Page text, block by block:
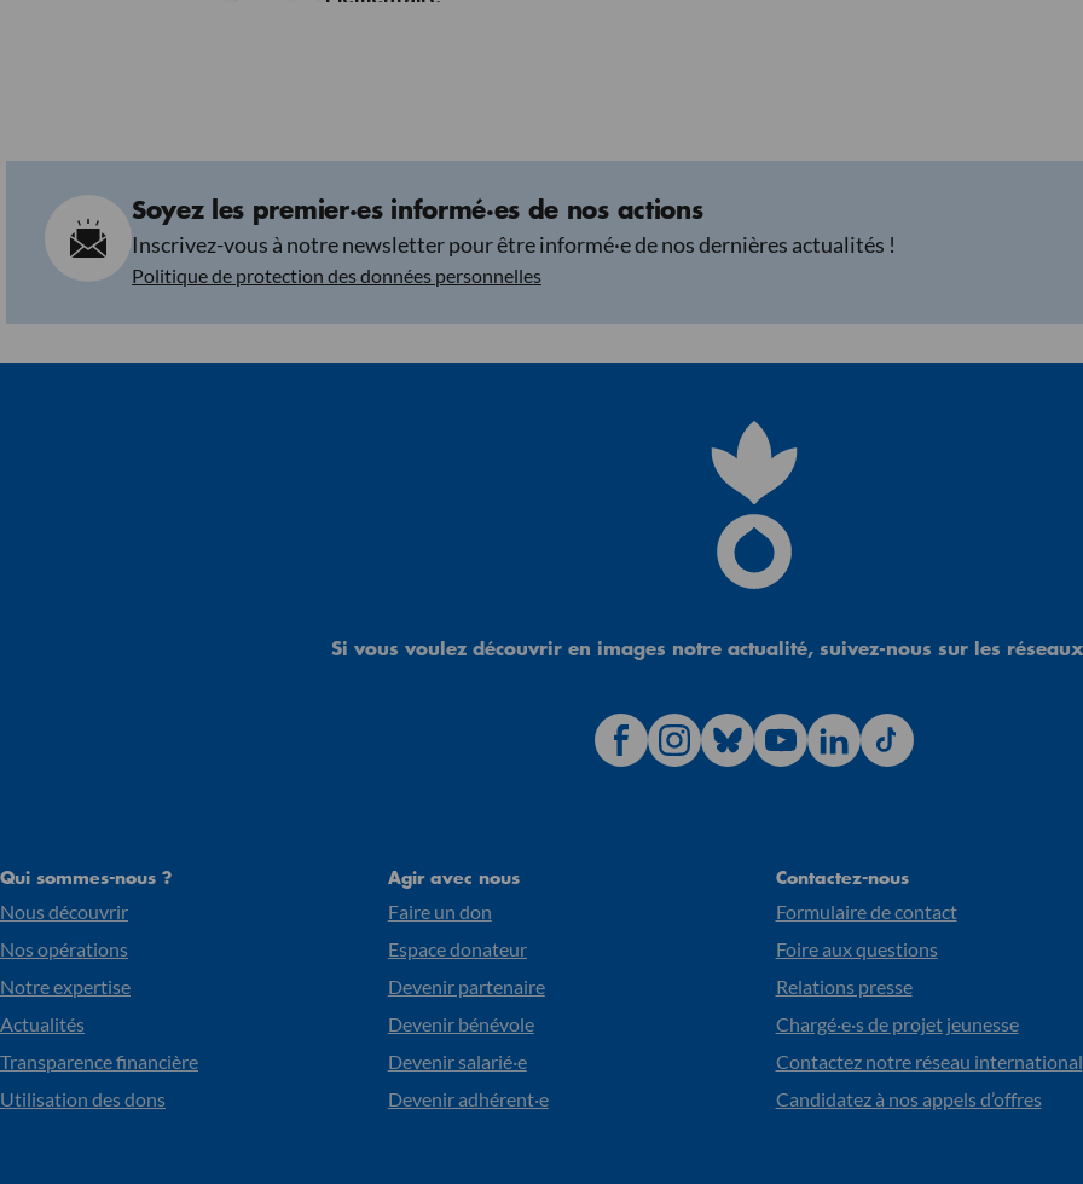
Soyez les premier·es informé·es de nos actions
Inscrivez-vous à notre newsletter pour être informé·e de nos dernières actualités !
Politique de protection des données personnelles
Si vous voulez découvrir en images notre actualité, suivez-nous sur les
Qui sommes-nous ?
Nous découvrir
Nos opérations
Notre expertise
Actualités
Transparence financière
Utilisation des dons
Agir avec nous
Faire un don
Espace donateur
Devenir partenaire
Devenir bénévole
Devenir salarié·e
Devenir adhérent·e
Contactez-nous
Formulaire de contact
Foire aux questions
Relations presse
Chargé·e·s de projet jeunesse
Contactez notre réseau international
Candidatez à nos appels d’offres